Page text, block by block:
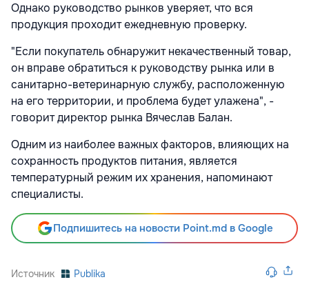
Однако руководство рынков уверяет, что вся
продукция проходит ежедневную проверку.
"Если покупатель обнаружит некачественный товар,
он вправе обратиться к руководству рынка или в
санитарно-ветеринарную службу, расположенную
на его территории, и проблема будет улажена", -
говорит директор рынка Вячеслав Балан.
Одним из наиболее важных факторов, влияющих на
сохранность продуктов питания, является
температурный режим их хранения, напоминают
специалисты.
Подпишитесь на новости Point.md в Google
Источник Publika